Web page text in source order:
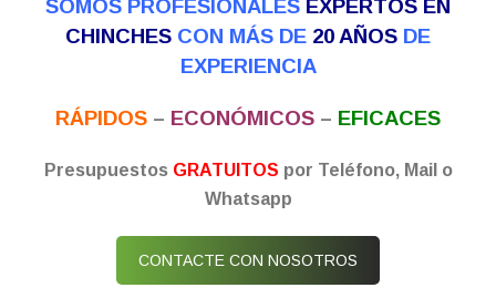
SOMOS PROFESIONALES EXPERTOS EN
CHINCHES CON MÁS DE 20 AÑOS DE
EXPERIENCIA
RÁPIDOS – ECONÓMICOS – EFICACES
Presupuestos GRATUITOS por Teléfono, Mail o
Whatsapp
CONTACTE CON NOSOTROS